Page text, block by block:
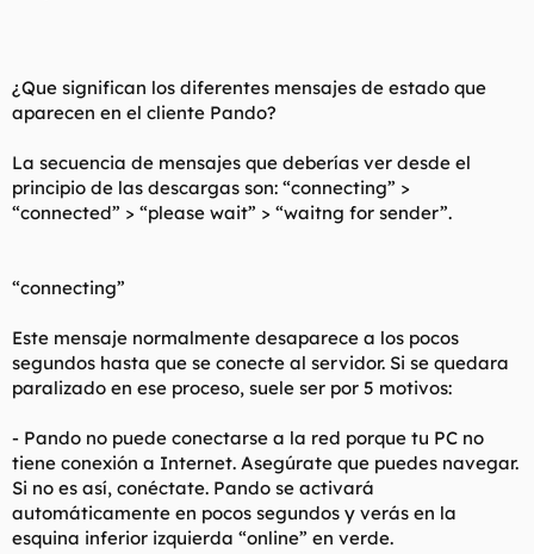
¿Que significan los diferentes mensajes de estado que
aparecen en el cliente Pando?
La secuencia de mensajes que deberías ver desde el
principio de las descargas son: “connecting” >
“connected” > “please wait” > “waitng for sender”.
“connecting”
Este mensaje normalmente desaparece a los pocos
segundos hasta que se conecte al servidor. Si se quedara
paralizado en ese proceso, suele ser por 5 motivos:
- Pando no puede conectarse a la red porque tu PC no
tiene conexión a Internet. Asegúrate que puedes navegar.
Si no es así, conéctate. Pando se activará
automáticamente en pocos segundos y verás en la
esquina inferior izquierda “online” en verde.